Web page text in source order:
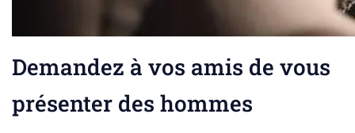
Demandez à vos amis de vous
présenter des hommes